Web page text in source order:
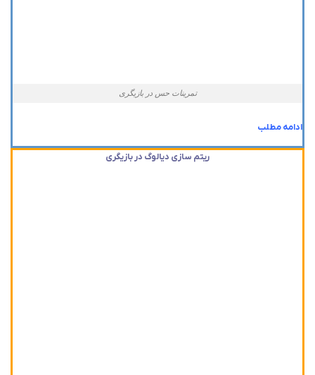
تمرینات حس در بازیگری
ادامه مطلب
ریتم سازی دیالوگ در بازیگری